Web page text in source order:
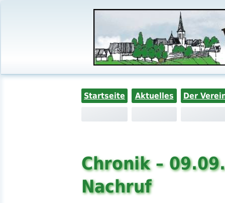
Startseite Aktuelles Der
Chronik –
Nachruf